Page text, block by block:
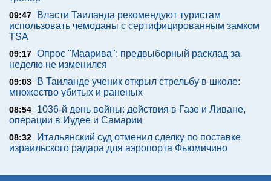
09:47
Власти Таиланда рекомендуют туристам
использовать чемоданы с сертифицированным замком
TSA
09:17 Опрос "Mаарива": предвыборный расклад за
неделю не изменился
09:03
В Таиланде ученик открыл стрельбу в школе:
множество убитых и раненых
08:54
1036-й день войны: действия в Газе и Ливане,
операции в Иудее и Самарии
08:32
Итальянский суд отменил сделку по поставке
израильского радара для аэропорта Фьюмичино